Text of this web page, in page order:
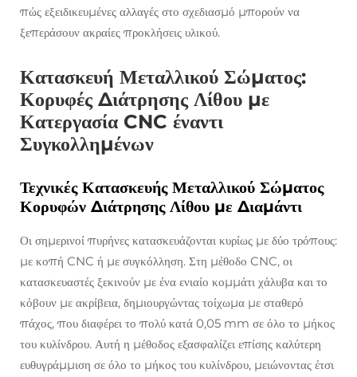
πώς εξειδικευμένες αλλαγές στο σχεδιασμό μπορούν να
ξεπεράσουν ακραίες προκλήσεις υλικού.
Κατασκευή Μεταλλικού Σώματος:
Κορυφές Διάτρησης Λίθου με
Κατεργασία CNC έναντι
Συγκολλημένων
Τεχνικές Κατασκευής Μεταλλικού Σώματος
Κορυφών Διάτρησης Λίθου με Διαμάντι
Οι σημερινοί πυρήνες κατασκευάζονται κυρίως με δύο τρόπους:
με κοπή CNC ή με συγκόλληση. Στη μέθοδο CNC, οι
κατασκευαστές ξεκινούν με ένα ενιαίο κομμάτι χάλυβα και το
κόβουν με ακρίβεια, δημιουργώντας τοίχωμα με σταθερό
πάχος, που διαφέρει το πολύ κατά 0,05 mm σε όλο το μήκος
του κυλίνδρου. Αυτή η μέθοδος εξασφαλίζει επίσης καλύτερη
ευθυγράμμιση σε όλο το μήκος του κυλίνδρου, μειώνοντας έτσι